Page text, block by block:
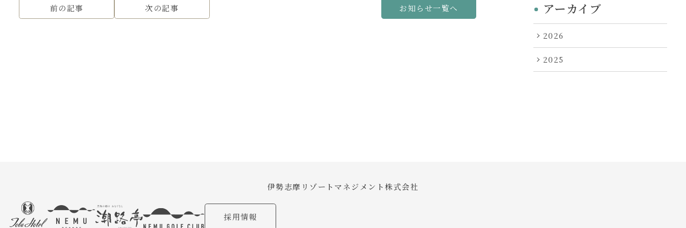
前の記事 次の記事 お知らせ一覧へ アーカイブ
2026
2025
伊勢志摩リゾートマネジメント株式会社
採用情報